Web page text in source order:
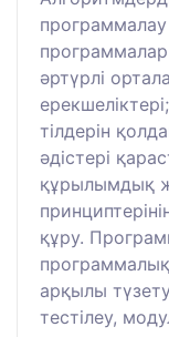
әртүрлі
тілдерін
әдістері
құрылымдық
құру.
арқылы
тестілеу,